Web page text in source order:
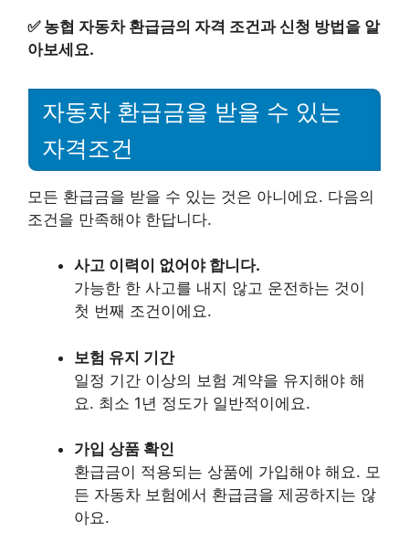
✅ 농협 자동차 환급금의 자격 조건과 신청 방법을 알
아보세요.
자동차 환급금을 받을 수 있는
자격조건
모든 환급금을 받을 수 있는 것은 아니에요. 다음의
조건을 만족해야 한답니다.
사고 이력이 없어야 합니다.
가능한 한 사고를 내지 않고 운전하는 것이
첫 번째 조건이에요.
보험 유지 기간
일정 기간 이상의 보험 계약을 유지해야 해
요. 최소 1년 정도가 일반적이에요.
가입 상품 확인
환급금이 적용되는 상품에 가입해야 해요. 모
든 자동차 보험에서 환급금을 제공하지는 않
아요.